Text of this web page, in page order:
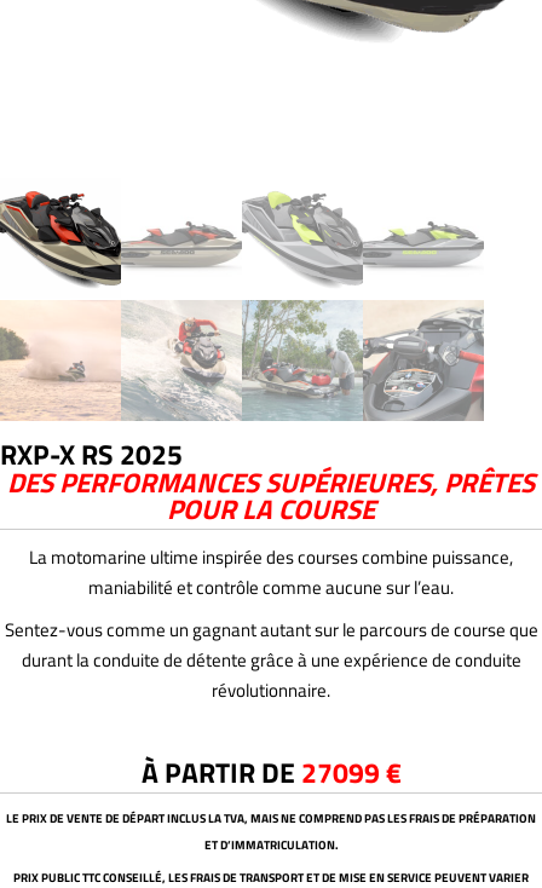
RXP-X RS 2025
DES PERFORMANCES SUPÉRIEURES, PRÊTES
POUR LA COURSE
La motomarine ultime inspirée des courses combine puissance,
maniabilité et contrôle comme aucune sur l’eau.
Sentez-vous comme un gagnant autant sur le parcours de course que
durant la conduite de détente grâce à une expérience de conduite
révolutionnaire.
À PARTIR DE 27099 €
LE PRIX DE VENTE DE DÉPART INCLUS LA TVA, MAIS NE COMPREND PAS LES FRAIS DE PRÉPARATION
ET D’IMMATRICULATION.
PRIX PUBLIC TTC CONSEILLÉ, LES FRAIS DE TRANSPORT ET DE MISE EN SERVICE PEUVENT VARIER